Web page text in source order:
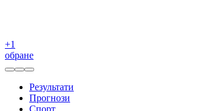
+1
обране
Результати
Прогнози
Спорт